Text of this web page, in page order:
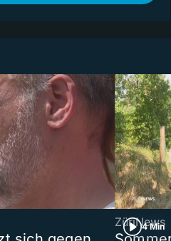
4 Min
ZüriNews